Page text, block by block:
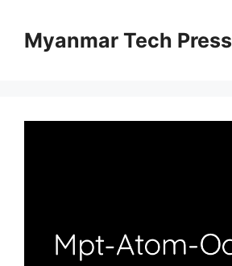
contentMyanmar Tech Press